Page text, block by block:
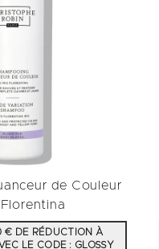
de Couleur
€ DE RÉDUCTION À
LE CODE : GLOSSY